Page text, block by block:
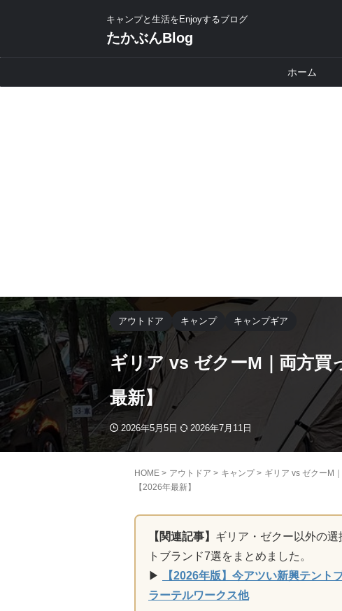
キャンプと生活をEnjoyするブログ
たかぶんBlog
ホーム
アウトドア キャンプ キャンプギア
ギリア vs ゼクーM｜両方買
最新】
2026年5月5日 2026年7月11日
HOME > アウトドア > キャンプ > ギリア vs ゼクーM
【2026年最新】
【関連記事】 ギリア・ゼクー以外の
トブランド7選をまとめました。
▶
【2026年版】今アツい新興テント
ラーテルワークス他